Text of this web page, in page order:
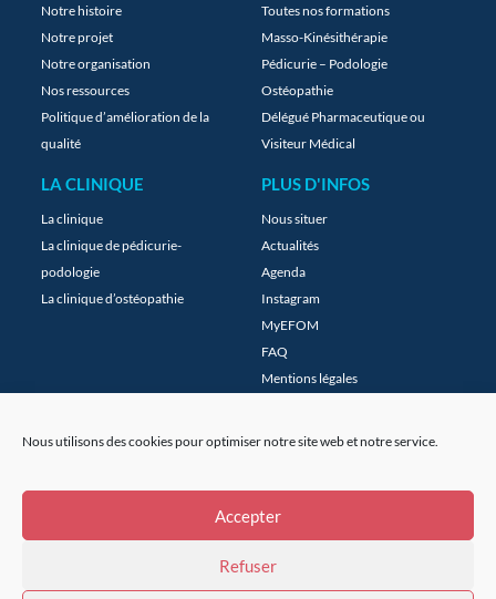
Nous utilisons des cookies pour optimiser notre site web et notre service.
Accepter
Refuser
Notre histoire
Notre projet
Notre organisation
Nos ressources
Politique d’amélioration de la
qualité
Toutes nos formations
Masso-Kinésithérapie
Pédicurie – Podologie
Ostéopathie
Délégué Pharmaceutique ou
Visiteur Médical
LA CLINIQUE
La clinique
La clinique de pédicurie-
podologie
La clinique d’ostéopathie
PLUS D'INFOS
Nous situer
Actualités
Agenda
Instagram
MyEFOM
FAQ
Mentions légales
POLITIQUE DE COOKIES